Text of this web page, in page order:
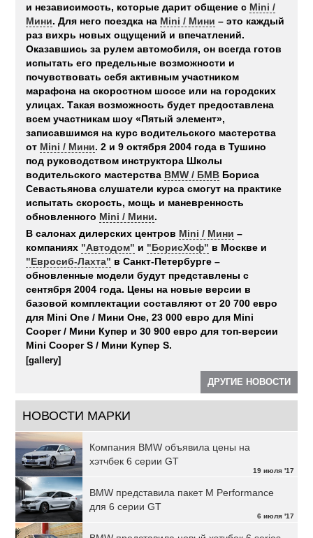
и независимость, которые дарит общение с Mini /
Мини. Для него поездка на Mini / Мини – это каждый
раз вихрь новых ощущений и впечатлений.
Оказавшись за рулем автомобиля, он всегда готов
испытать его предельные возможности и
почувствовать себя активным участником
марафона на скоростном шоссе или на городских
улицах. Такая возможность будет предоставлена
всем участникам шоу «Пятый элемент»,
записавшимся на курс водительского мастерства
от Mini / Мини. 2 и 9 октября 2004 года в Тушино
под руководством инструктора Школы
водительского мастерства BMW / БМВ Бориса
Севастьянова слушатели курса смогут на практике
испытать скорость, мощь и маневренность
обновленного Mini / Мини.
В салонах дилерских центров Mini / Мини –
компаниях "Автодом" и "БорисХоф" в Москве и
"Евросиб-Лахта" в Санкт-Петербурге –
обновленные модели будут представлены с
сентября 2004 года. Цены на новые версии в
базовой комплектации составляют от 20 700 евро
для Mini One / Мини Оне, 23 000 евро для Mini
Cooper / Мини Купер и 30 900 евро для топ-версии
Mini Cooper S / Мини Купер S.
[gallery]
ДРУГИЕ НОВОСТИ
НОВОСТИ МАРКИ
19 июля '17
Компания BMW объявила цены на
хэтчбек 6 серии GT
6 июля '17
BMW представила пакет M Performance
для 6 серии GT